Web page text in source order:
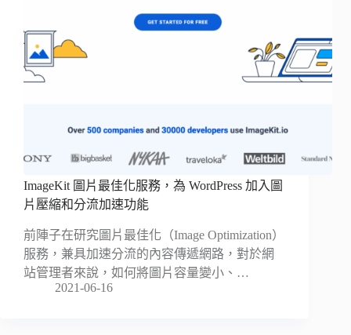
ImageKit 圖片最佳化服務，為 WordPress 加入圖
片壓縮和分流加速功能
前陣子在研究圖片最佳化（Image Optimization）
服務，兼具加速分流的內容傳遞網路，對於網
站管理者來說，如何將圖片容量變小、…
2021-06-16